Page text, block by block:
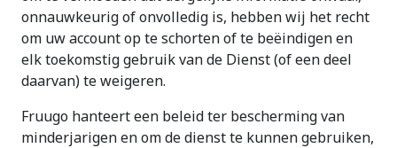
onnauwkeurig of onvolledig is, hebben wij het recht
om uw account op te schorten of te beëindigen en
elk toekomstig gebruik van de Dienst (of een deel
daarvan) te weigeren.
Fruugo hanteert een beleid ter bescherming van
minderjarigen en om de dienst te kunnen gebruiken,